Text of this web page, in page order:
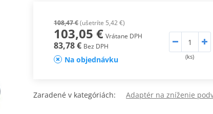
108,47 €(ušetríte 5,42 €)
103,05 € Vrátane DPH
83,78 € Bez DPH
Na objednávku (ks)
Zaradené v kategóriách: Adaptér na zníženie